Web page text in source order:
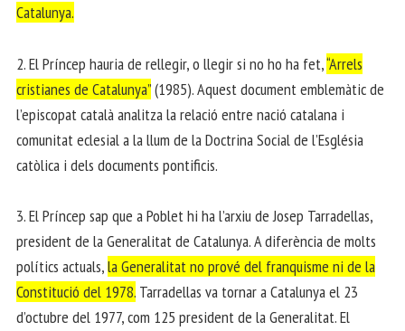
Catalunya.
2. El Príncep hauria de rellegir, o llegir si no ho ha fet,“Arrels
cristianes de Catalunya”(1985). Aquest document emblemàtic de
l’episcopat català analitza la relació entre nació catalana i
comunitat eclesial a la llum de la Doctrina Social de l’Església
catòlica i dels documents pontificis.
3. El Príncep sap que a Poblet hi ha l’arxiu de Josep Tarradellas,
president de la Generalitat de Catalunya. A diferència de molts
polítics actuals,la Generalitat no prové del franquisme ni de la
Constitució del 1978. Tarradellas va tornar a Catalunya el 23
d’octubre del 1977, com 125 president de la Generalitat. El